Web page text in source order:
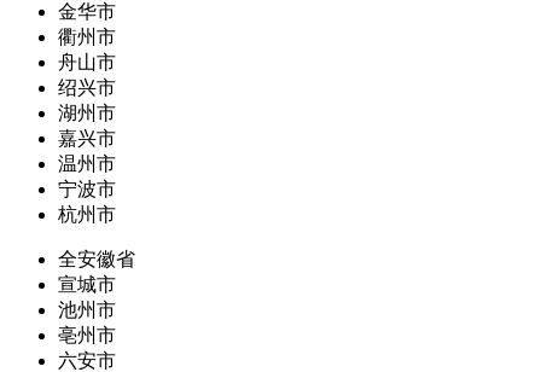
金华市
衢州市
舟山市
绍兴市
湖州市
嘉兴市
温州市
宁波市
杭州市
全安徽省
宣城市
池州市
亳州市
六安市